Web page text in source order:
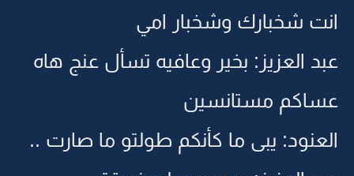
انت شخبارك وشخبار امي
عبد العزيز: بخير وعافيه تسأل عنج هاه
عساكم مستانسين
العنود: يبى ما كأنكم طولتو ما صارت ..